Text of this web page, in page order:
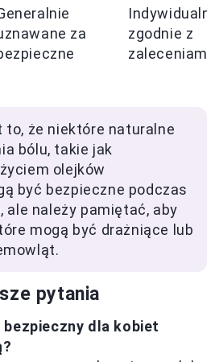
za
zgodnie z
zaleceniami
że niektóre naturalne
bólu, takie jak
olejków
być bezpieczne podczas
ale należy pamiętać, aby
mogą być drażniące lub
pytania
dla kobiet